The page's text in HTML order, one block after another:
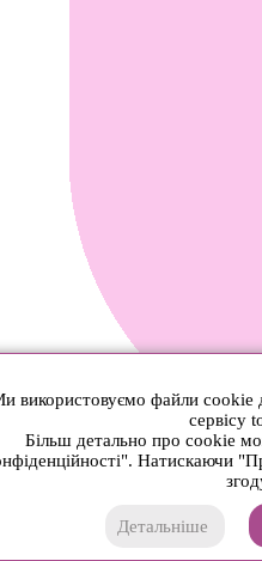
використовуємо файли cookie
сервісу
Більш детально про cookie
Натискаючи
Детальніше